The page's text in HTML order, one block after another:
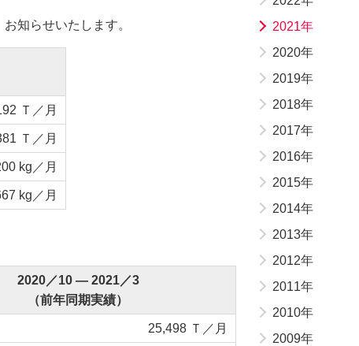
知らせいたします。
Ｔ／月
Ｔ／月
kg／月
kg／月
2020／10 ― 2021／3
（前年同期実績）
25,498 Ｔ／月
2021年
2020年
2019年
2018年
2017年
2016年
2015年
2014年
2013年
2012年
2011年
2010年
2009年